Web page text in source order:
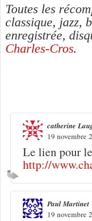
Toutes les
classique, jazz,
enregistrée,
Charles-Cros.
catherine
19 novembre
Le lien pour
http://
Paul Martinet
19 novembre